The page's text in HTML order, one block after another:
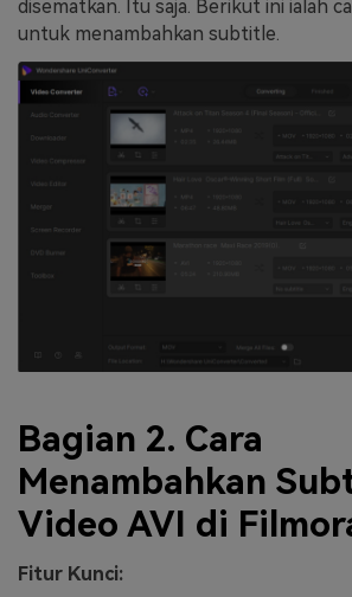
disematkan. Itu saja. Berikut ini ialah
untuk menambahkan subtitle.
Bagian 2. Cara
Menambahkan
Video AVI di
Fitur Kunci: